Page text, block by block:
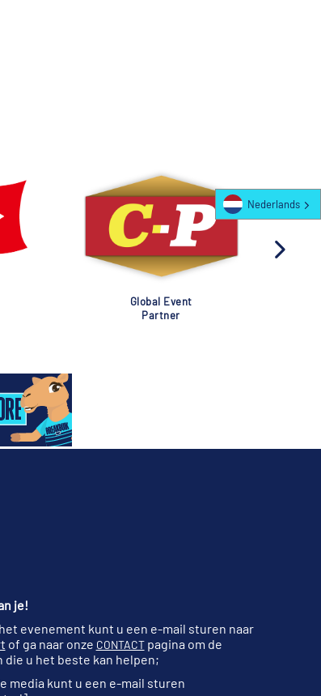
Global Event
Partner
je!
evenement kunt u een e-mail sturen naar
of ga naar onze CONTACTpagina om de
die u het beste kan helpen;
media kunt u een e-mail sturen
Nederlands